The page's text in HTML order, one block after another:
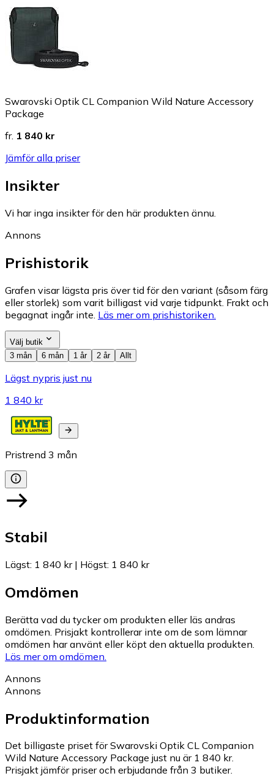
Swarovski Optik CL Companion Wild Nature Accessory
Package
fr. 1 840 kr
Jämför alla priser
Insikter
Vi har inga insikter för den här produkten ännu.
Annons
Prishistorik
Grafen visar lägsta pris över tid för den variant (såsom färg
eller storlek) som varit billigast vid varje tidpunkt. Frakt och
begagnat ingår inte. Läs mer om prishistoriken.
Välj butik
3 mån
6 mån 1 år 2 år Allt
Lägst nypris just nu
1 840 kr
Pristrend 3 mån
Stabil
Lägst: 1 840 kr| Högst: 1 840 kr
Omdömen
Berätta vad du tycker om produkten eller läs andras
omdömen. Prisjakt kontrollerar inte om de som lämnar
omdömen har använt eller köpt den aktuella produkten.
Läs mer om omdömen.
Annons
Annons
Produktinformation
Det billigaste priset för Swarovski Optik CL Companion
Wild Nature Accessory Package just nu är 1 840 kr.
Prisjakt jämför priser och erbjudande från 3 butiker.